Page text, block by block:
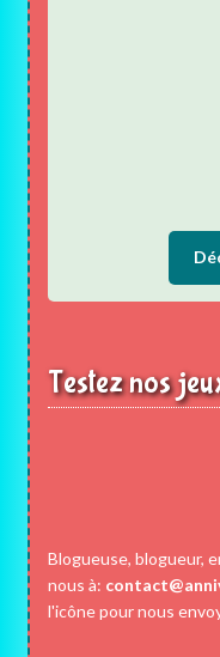
Testez nos
Blogueuse, blogueur,
nous à:
l'icône pour nous